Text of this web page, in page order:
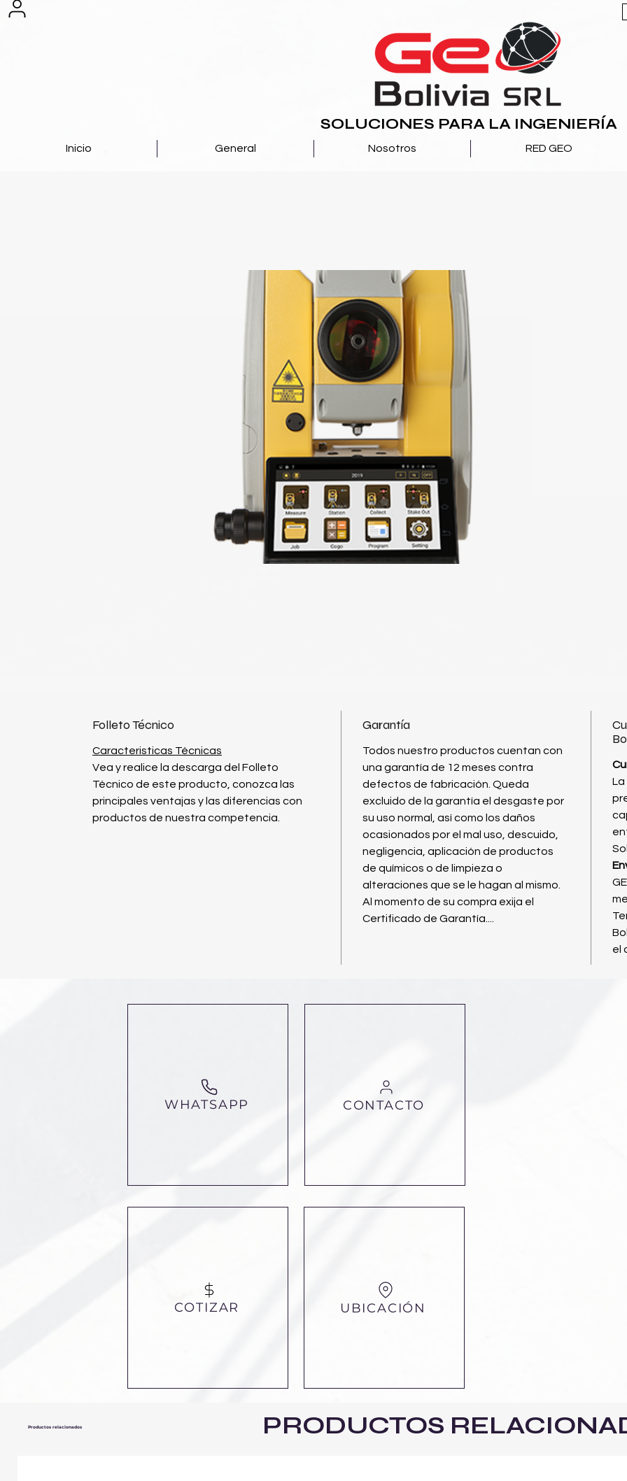
SOLUCIONES PARA LA INGENIERÍA
Inicio General Nosotros RED GEO
Folleto Técnico
Caracteristicas Técnicas
Vea y realice la descarga del Folleto
Técnico de este producto, conozca las
principales ventajas y las diferencias con
productos de nuestra competencia.
Garantía
Todos nuestro productos cuentan con
una garantía de 12 meses contra
defectos de fabricación. Queda
excluido de la garantía el desgaste por
su uso normal, así como los daños
ocasionados por el mal uso, descuido,
negligencia, aplicación de productos
de químicos o de limpieza o
alteraciones que se le hagan al mismo.
Al momento de su compra exija el
Certificado de Garantía....
el
WHATSAPP CONTACTO
COTIZAR UBICACIÓN
Productos relacionados PRODUCTOS